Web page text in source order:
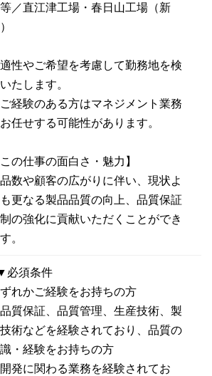
／直江津工場・春日山工場（新
性やご希望を考慮して勤務地を検
たします。
経験のある方はマネジメント業務
任せする可能性があります。
この仕事の面白さ・魅力】
数や顧客の広がりに伴い、現状よ
更なる製品品質の向上、品質保証
の強化に貢献いただくことができ
。
必須条件
れかご経験をお持ちの方
品質保証、品質管理、生産技術、製
術などを経験されており、品質の
・経験をお持ちの方
開発に関わる業務を経験されてお